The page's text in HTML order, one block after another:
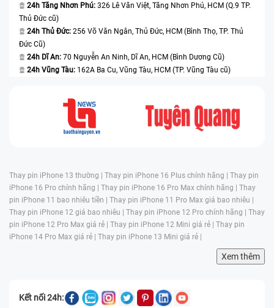
24h Tăng Nhơn Phú: 326 Lê Văn Việt, Tăng Nhơn Phú, HCM (Q.9 TP.
Thủ Đức cũ)
24h Thủ Đức: 256 Võ Văn Ngân, Thủ Đức, HCM (Bình Thọ, TP. Thủ
Đức Cũ)
24h Dĩ An: 70 Nguyễn An Ninh, Dĩ An, HCM (Bình Dương Cũ)
24h Vũng Tàu: 162A Ba Cu, Vũng Tàu, HCM (TP. Vũng Tàu cũ)
Thay pin iPhone 13 thường | Thay pin iPhone 16 Plus chính hãng | Thay pin
iPhone 16 Pro chính hãng | Thay pin iPhone 16 Pro Max chính hãng | Thay
pin iPhone 11 bao nhiêu tiền | Thay pin iPhone 11 Pro Max giá bao nhiêu |
Thay pin iPhone 12 giá bao nhiêu | Thay pin iPhone 12 Pro chính hãng | Thay
pin iPhone 12 Pro Max giá rẻ | Thay pin iPhone 12 Mini giá rẻ | Thay pin
iPhone 14 Pro Max giá rẻ | Thay pin iPhone 13 Mini giá rẻ |
Xem thêm
Kết nối 24h: